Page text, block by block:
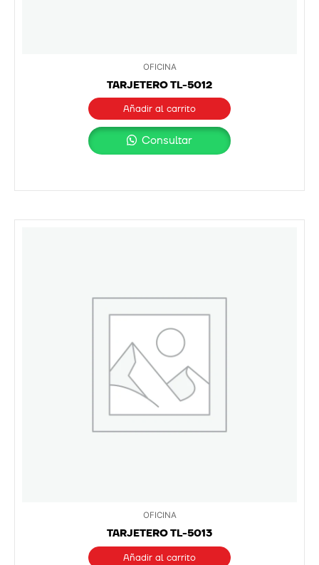
OFICINA
TARJETERO TL-5012
Añadir al carrito
Consultar
OFICINA
TARJETERO TL-5013
Añadir al carrito